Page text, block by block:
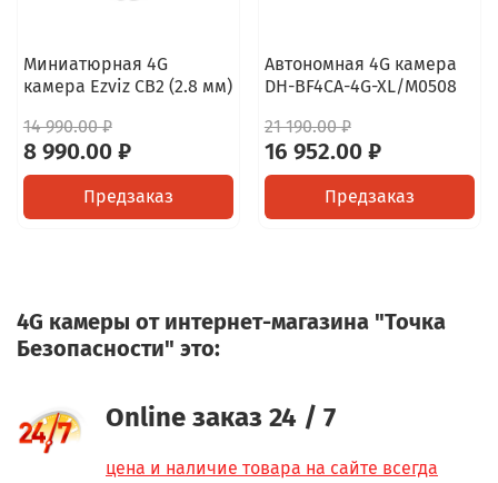
Миниатюрная 4G
камера Ezviz CB2 (2.8 мм)
14 990.00 ₽
8 990.00 ₽
Предзаказ
Автономная 4G камера
DH-BF4CA-4G-XL/M0508
21 190.00 ₽
16 952.00 ₽
Предзаказ
4G камеры от интернет-магазина "Точка
Безопасности" это:
Online заказ 24 / 7
цена и наличие товара на сайте всегда